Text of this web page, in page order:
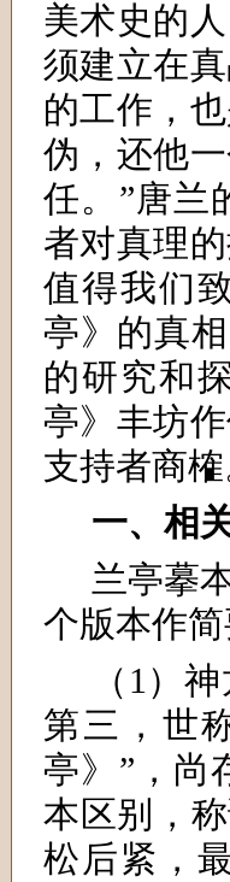
美术史的
须建立在
的工作，
伪，还他
任。”唐兰
者对真理
值得我们
亭》的真
的研究和
亭》丰坊
支持者商
一、相
兰亭摹
个版本作
（1）
第三，世
亭》”，尚
本区别，
松后紧，